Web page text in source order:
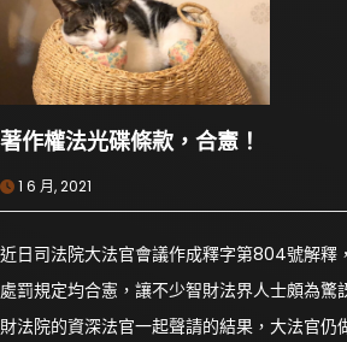
著作權法光碟條款，合憲！
1 6 月, 2021
近日司法院大法官會議作成釋字第804號解釋
處罰規定均合憲，讓不少智財法界人士頗為驚
財法院的資深法官一起聲請的結果，大法官仍